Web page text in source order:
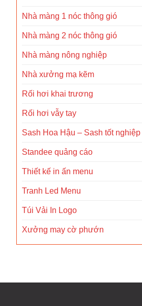
Nhà màng 1 nóc thông gió
Nhà màng 2 nóc thông gió
Nhà màng nông nghiệp
Nhà xưởng mạ kẽm
Rối hơi khai trương
Rối hơi vẫy tay
Sash Hoa Hậu – Sash tốt nghiệp
Standee quảng cáo
Thiết kế in ấn menu
Tranh Led Menu
Túi Vải In Logo
Xưởng may cờ phướn